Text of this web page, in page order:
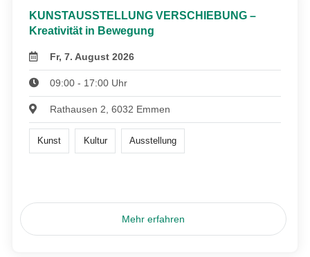
KUNSTAUSSTELLUNG VERSCHIEBUNG –
Kreativität in Bewegung
Fr, 7. August 2026
09:00 - 17:00 Uhr
Rathausen 2, 6032 Emmen
Kunst Kultur Ausstellung
Mehr erfahren